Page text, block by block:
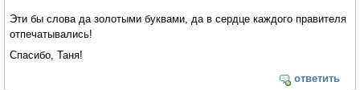
Эти бы слова да золотыми буквами, да в сердце каждого правителя
отпечатывались!
Спасибо, Таня!
ответить